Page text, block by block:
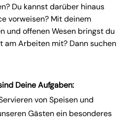
Du kannst darüber hinaus
vorweisen? Mit deinem
und offenen Wesen bringst du
am Arbeiten mit? Dann suchen
Deine Aufgaben:
von Speisen und
Gästen ein besonderes